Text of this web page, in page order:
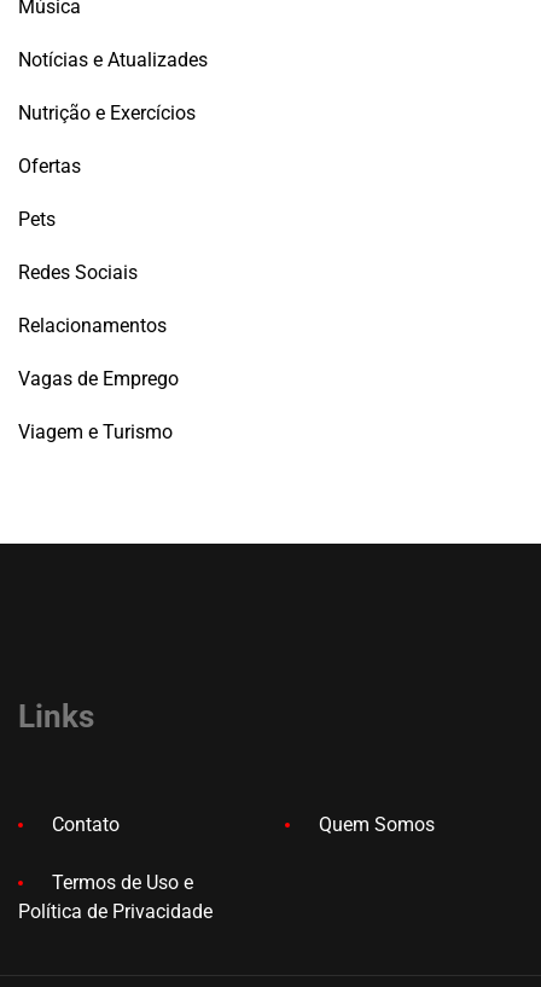
Música
Notícias e Atualizades
Nutrição e Exercícios
Ofertas
Pets
Redes Sociais
Relacionamentos
Vagas de Emprego
Viagem e Turismo
Links
Contato Quem Somos
Termos de Uso e
Política de Privacidade